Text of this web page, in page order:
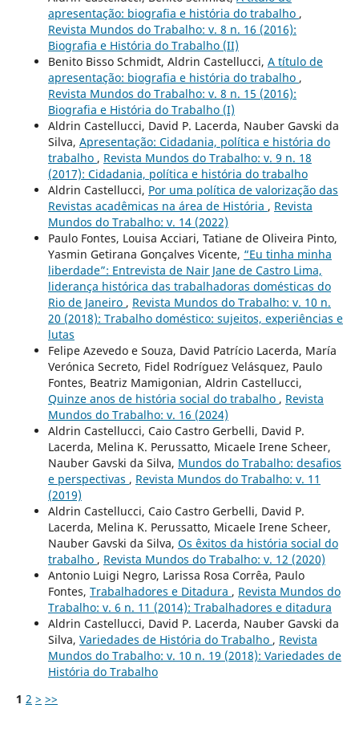
apresentação: biografia e história do trabalho ,
Revista Mundos do Trabalho: v. 8 n. 16 (2016):
Biografia e História do Trabalho (II)
Benito Bisso Schmidt, Aldrin Castellucci, A título de
apresentação: biografia e história do trabalho ,
Revista Mundos do Trabalho: v. 8 n. 15 (2016):
Biografia e História do Trabalho (I)
Aldrin Castellucci, David P. Lacerda, Nauber Gavski da
Silva, Apresentação: Cidadania, política e história do
trabalho , Revista Mundos do Trabalho: v. 9 n. 18
(2017): Cidadania, política e história do trabalho
Aldrin Castellucci, Por uma política de valorização das
Revistas acadêmicas na área de História , Revista
Mundos do Trabalho: v. 14 (2022)
Paulo Fontes, Louisa Acciari, Tatiane de Oliveira Pinto,
Yasmin Getirana Gonçalves Vicente, “Eu tinha minha
liberdade”: Entrevista de Nair Jane de Castro Lima,
liderança histórica das trabalhadoras domésticas do
Rio de Janeiro , Revista Mundos do Trabalho: v. 10 n.
20 (2018): Trabalho doméstico: sujeitos, experiências e
lutas
Felipe Azevedo e Souza, David Patrício Lacerda, María
Verónica Secreto, Fidel Rodríguez Velásquez, Paulo
Fontes, Beatriz Mamigonian, Aldrin Castellucci,
Quinze anos de história social do trabalho , Revista
Mundos do Trabalho: v. 16 (2024)
Aldrin Castellucci, Caio Castro Gerbelli, David P.
Lacerda, Melina K. Perussatto, Micaele Irene Scheer,
Nauber Gavski da Silva, Mundos do Trabalho: desafios
e perspectivas , Revista Mundos do Trabalho: v. 11
(2019)
Aldrin Castellucci, Caio Castro Gerbelli, David P.
Lacerda, Melina K. Perussatto, Micaele Irene Scheer,
Nauber Gavski da Silva, Os êxitos da história social do
trabalho , Revista Mundos do Trabalho: v. 12 (2020)
Antonio Luigi Negro, Larissa Rosa Corrêa, Paulo
Fontes, Trabalhadores e Ditadura , Revista Mundos do
Trabalho: v. 6 n. 11 (2014): Trabalhadores e ditadura
Aldrin Castellucci, David P. Lacerda, Nauber Gavski da
Silva, Variedades de História do Trabalho , Revista
Mundos do Trabalho: v. 10 n. 19 (2018): Variedades de
História do Trabalho
1 2 > >>